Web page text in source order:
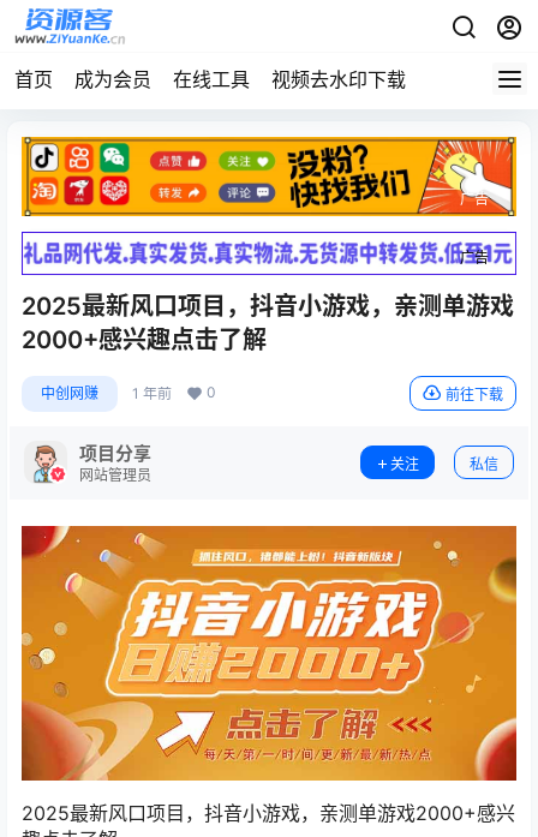
首页 成为会员 在线工具 视频去水印下载
广告
广告
2025最新风口项目，抖音小游戏，亲测单游戏
2000+感兴趣点击了解
中创网赚 1 年前 0 前往下载
项目分享
网站管理员
关注 私信
2025最新风口项目，抖音小游戏，亲测单游戏2000+感兴